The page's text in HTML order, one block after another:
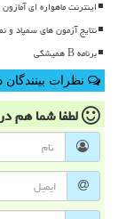
اینترنت ماهواره ای
نتایج آزمون های سمپاد و
برنامه B همیشگی
نظرات
لطفا شما هم